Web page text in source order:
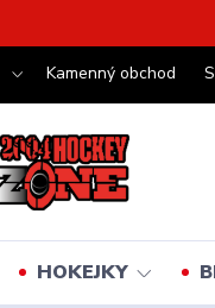
Kamenný obchod
HOKEJKY